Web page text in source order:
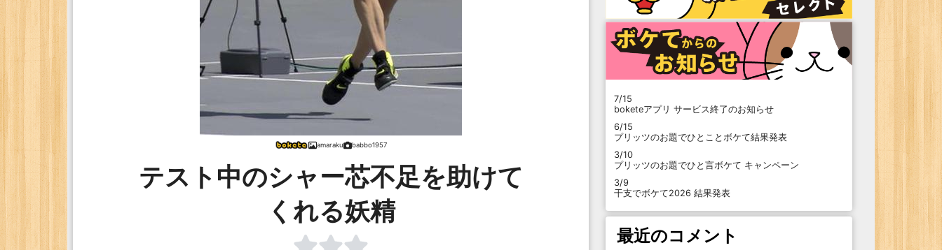
amaraku babbo1957
テスト中のシャー芯不足を助けて
くれる妖精
7/15
boketeアプリ サービス終了のお知らせ
6/15
プリッツのお題でひとことボケて結果発表
3/10
プリッツのお題でひと言ボケて キャンペーン
3/9
干支でボケて2026 結果発表
最近のコメント